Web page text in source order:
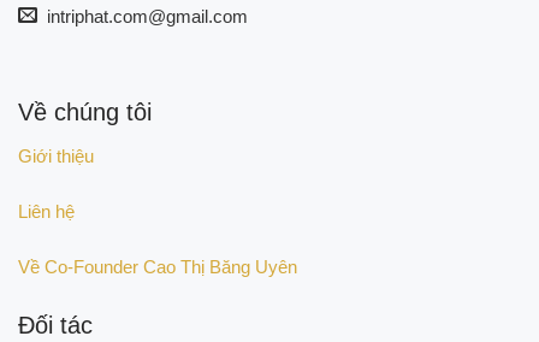
intriphat.com@gmail.com
Về chúng tôi
Giới thiệu
Liên hệ
Về Co-Founder Cao Thị Băng Uyên
Đối tác